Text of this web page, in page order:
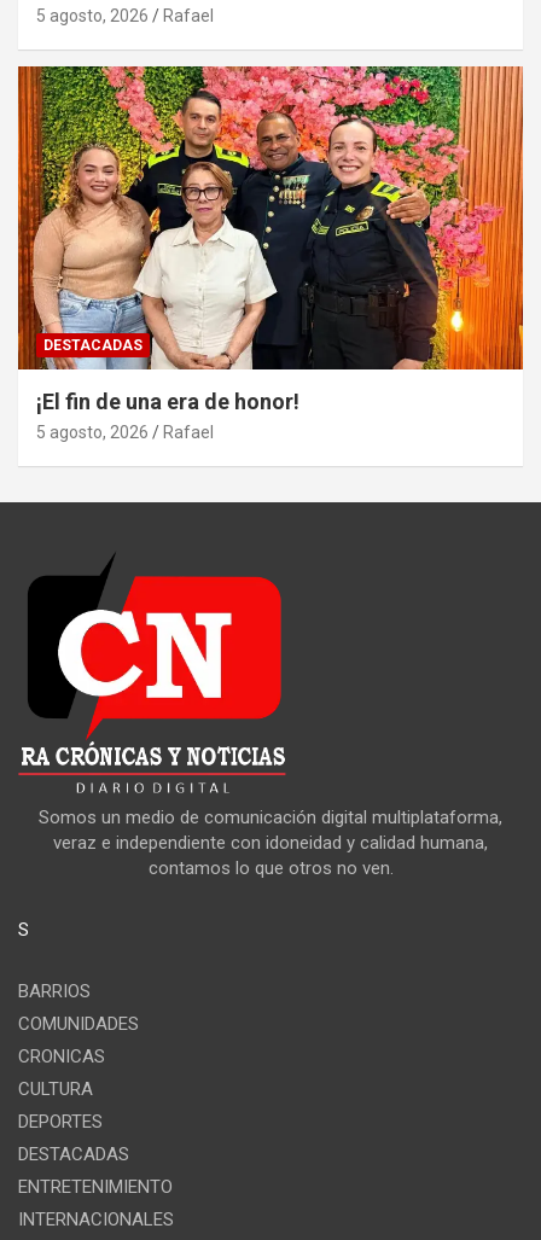
5 agosto, 2026 Rafael
DESTACADAS
¡El fin de una era de honor!
5 agosto, 2026 Rafael
Somos un medio de comunicación digital multiplataforma,
veraz e independiente con idoneidad y calidad humana,
contamos lo que otros no ven.
S
BARRIOS
COMUNIDADES
CRONICAS
CULTURA
DEPORTES
DESTACADAS
ENTRETENIMIENTO
INTERNACIONALES